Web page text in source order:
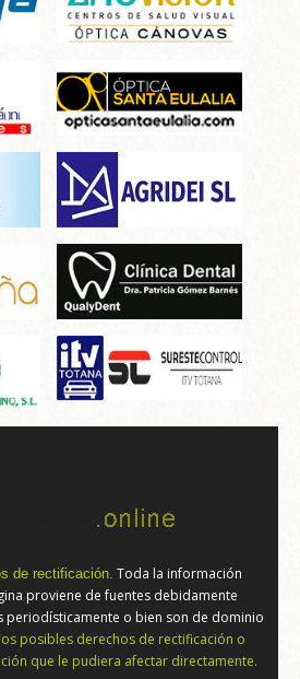
de rectificación. Toda la información
proviene de fuentes debidamente
periodísticamente o bien son de dominio
posibles derechos de rectificación o
que le pudiera afectar directamente.